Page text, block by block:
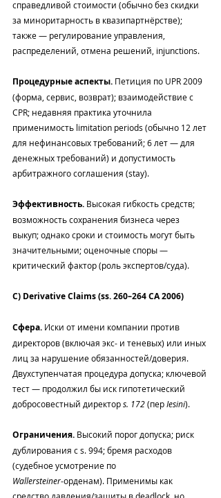
справедливой стоимости (обычно без скидки
за миноритарность в квазипартнёрстве);
также — регулирование управления,
распределений, отмена решений, injunctions.
Процедурные аспекты. Петиция по UPR 2009
(форма, сервис, возврат); взаимодействие с
CPR; недавняя практика уточнила
применимость limitation periods (обычно 12 лет
для нефинансовых требований; 6 лет — для
денежных требований) и допустимость
арбитражного соглашения (stay).
Эффективность. Высокая гибкость средств;
возможность сохранения бизнеса через
выкуп; однако сроки и стоимость могут быть
значительными; оценочные споры —
критический фактор (роль экспертов/суда).
C) Derivative Claims (ss. 260–264 CA 2006)
Сфера. Иски от имени компании против
директоров (включая экс‑ и теневых) или иных
лиц за нарушение обязанностей/доверия.
Двухступенчатая процедура допуска; ключевой
тест — продолжил бы иск гипотетический
добросовестный директор s. 172 (пер Iesini).
Ограничения. Высокий порог допуска; риск
дублирования с s. 994; бремя расходов
(судебное усмотрение по
Wallersteiner‑орденам). Применимы как